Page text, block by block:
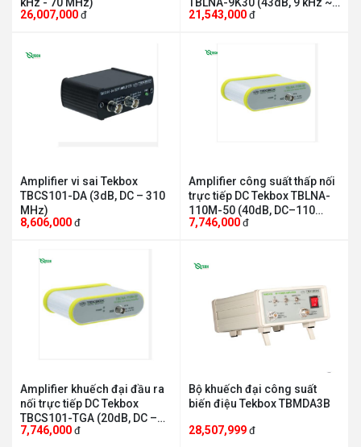
kHz - 70 MHz)
26,007,000 đ
TBLNA-9K30 (43dB, 9 kHz ~
30 MHz)
21,543,000 đ
Amplifier vi sai Tekbox
TBCS101-DA (3dB, DC – 310
MHz)
8,606,000 đ
Amplifier công suất thấp nối
trực tiếp DC Tekbox TBLNA-
110M-50 (40dB, DC–110
MHz)
7,746,000 đ
Amplifier khuếch đại đầu ra
nối trực tiếp DC Tekbox
TBCS101-TGA (20dB, DC –
40 MHz)
7,746,000 đ
Bộ khuếch đại công suất
biến điệu Tekbox TBMDA3B
28,507,999 đ